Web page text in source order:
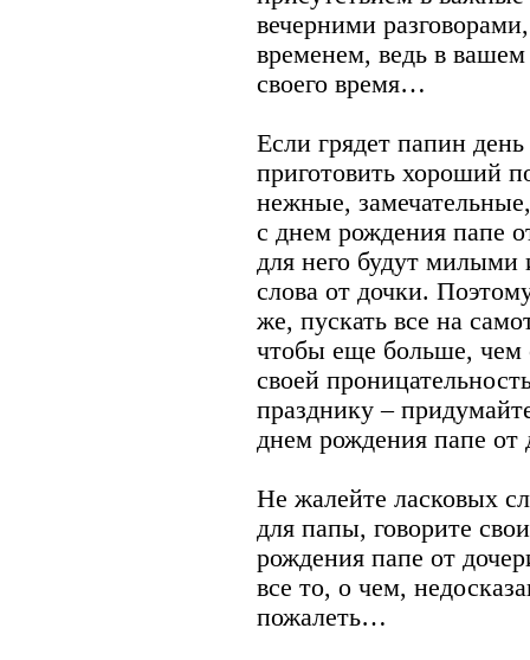
вечерними
временем, ведь в вашем
своего время…
Если грядет папин
приготовить хороший
нежные,
с днем рождения папе
для него будут
слова от дочки.
же, пускать все на
чтобы еще больше, чем
своей
празднику –
днем рождения папе от
Не жалейте ласковых
для папы, говорите
рождения папе от
все то, о чем,
пожалеть…